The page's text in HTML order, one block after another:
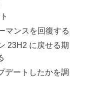
マンスを回復する
23H2 に戻せる期
デートしたかを調